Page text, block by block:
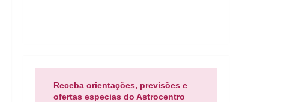
Receba orientações, previsões e
ofertas especias do Astrocentro